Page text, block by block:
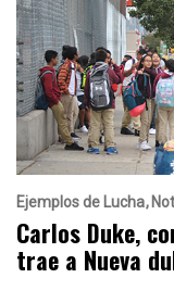
Ejemplos de Lucha
Carlos Duke,
trae a Nueva